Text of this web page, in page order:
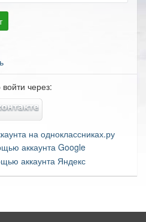
через: